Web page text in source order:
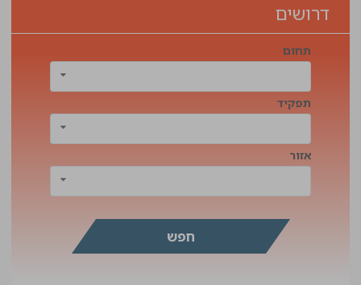
דרושים
תחום
תפקיד
אזור